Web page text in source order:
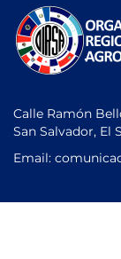
Calle Ramón
San Salvador, El
Email: